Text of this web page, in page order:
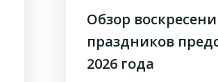
Обзор
праздников
2026 года